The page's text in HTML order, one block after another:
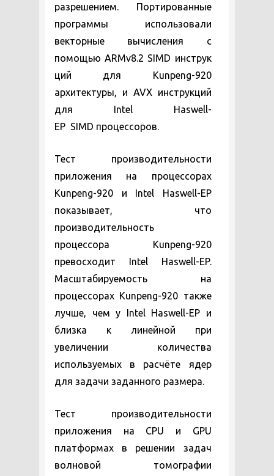
разрешением. Портированные
программы использовали
векторные вычисления с
помощью ARMv8.2 SIMD инструк
ций для Kunpeng-920
архитектуры, и AVX инструкций
для Intel Haswell-
EP SIMD процессоров.
Тест производительности
приложения на процессорах
Kunpeng-920 и Intel Haswell-EP
показывает, что
производительность
процессора Kunpeng-920
превосходит Intel Haswell-EP.
Масштабируемость на
процессорах Kunpeng-920 также
лучше, чем у Intel Haswell-EP и
близка к линейной при
увеличении количества
используемых в расчёте ядер
для задачи заданного размера.
Тест производительности
приложения на CPU и GPU
платформах в решении задач
волновой томографии